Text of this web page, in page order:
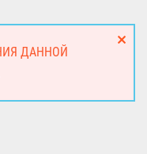
ДАННОЙ